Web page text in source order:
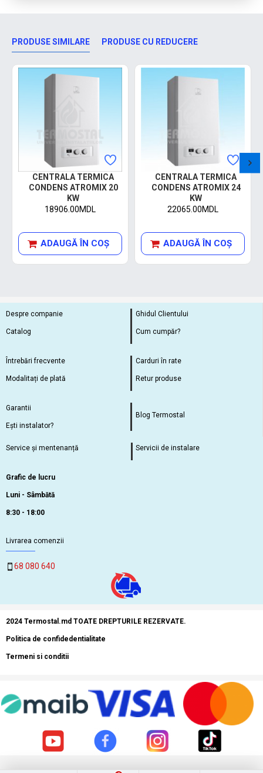
PRODUSE SIMILARE PRODUSE CU REDUCERE
CENTRALA TERMICA
CONDENS ATROMIX 20
KW
18906.00MDL
ADAUGĂ ÎN COŞ
CENTRALA TERMICA
CONDENS ATROMIX 24
KW
22065.00MDL
ADAUGĂ ÎN COŞ
Despre companie
Catalog
Ghidul Clientului
Cum cumpăr?
Întrebări frecvente
Modalitați de plată
Carduri în rate
Retur produse
Garantii
Ești instalator?
Blog Termostal
Service și mentenanță Servicii de instalare
Grafic de lucru
Luni - Sâmbătă
8:30 - 18:00
Livrarea comenzii
68 080 640
2024 Termostal.md TOATE DREPTURILE REZERVATE.
Politica de confidedentialitate
Termeni si conditii